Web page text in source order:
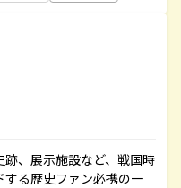
、展示施設など、戦国時
る歴史ファン必携の一